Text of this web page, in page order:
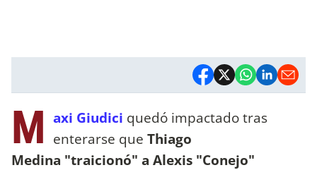
M axi Giudici quedó impactado tras
enterarse que Thiago
Medina "traicionó" a Alexis "Conejo"